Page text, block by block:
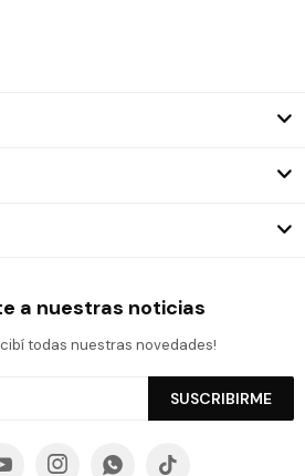
a nuestras noticias
todas nuestras novedades!
SUSCRIBIRME
  